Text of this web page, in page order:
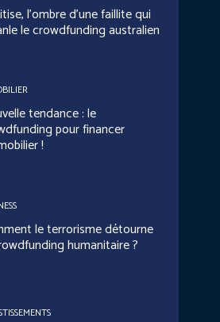
l’ombre d’une faillite qui
le crowdfunding australien
tendance : le
pour financer
!
le terrorisme détourne
humanitaire ?